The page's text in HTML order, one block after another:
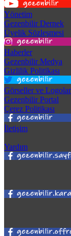
Yönetim
Gezenbilir Dernek
Üyelik Sözleşmesi
Haberler
Gezenbilir Medya
Gizlilik Politikası
Görseller ve Logolar
Gezenbilir Portal
Çerez Politikası
İletişim
Yardım